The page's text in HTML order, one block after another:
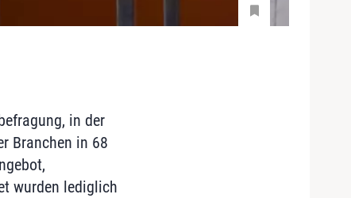
in der
Branchen in 68
wurden lediglich